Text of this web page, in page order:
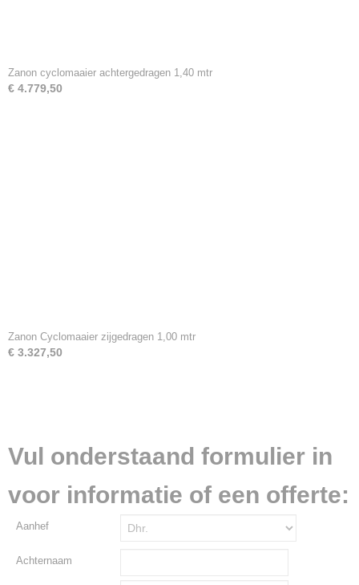
Zanon cyclomaaier achtergedragen 1,40 mtr
€ 4.779,50
Zanon Cyclomaaier zijgedragen 1,00 mtr
€ 3.327,50
Vul onderstaand formulier in
voor informatie of een offerte:
Aanhef
Achternaam